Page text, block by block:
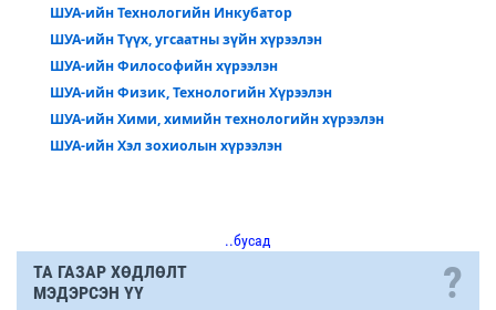
ШУА-ийн Технологийн Инкубатор
ШУА-ийн Түүх, угсаатны зүйн хүрээлэн
ШУА-ийн Философийн хүрээлэн
ШУА-ийн Физик, Технологийн Хүрээлэн
ШУА-ийн Хими, химийн технологийн хүрээлэн
ШУА-ийн Хэл зохиолын хүрээлэн
..бусад
ТА ГАЗАР ХӨДЛӨЛТ
МЭДЭРСЭН ҮҮ
?